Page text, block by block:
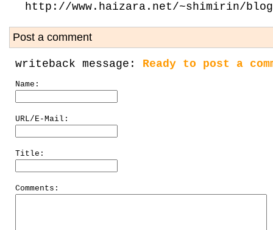
http://www.haizara.net/~shimirin/
Post a comment
writeback message: Ready to post a
Name:
URL/E-Mail:
Title:
Comments: